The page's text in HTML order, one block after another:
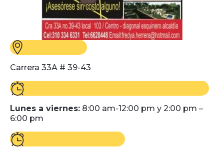
Carrera 33A # 39-43
Lunes a viernes: 8:00 am-12:00 pm y 2:00 pm –
6:00 pm